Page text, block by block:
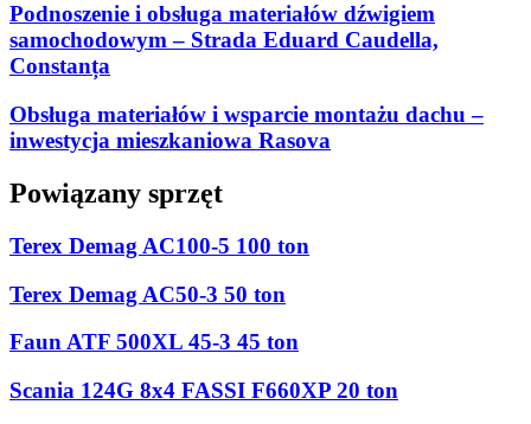
Podnoszenie i obsługa materiałów dźwigiem
samochodowym – Strada Eduard Caudella,
Constanța
Obsługa materiałów i wsparcie montażu dachu –
inwestycja mieszkaniowa Rasova
Powiązany sprzęt
Terex Demag AC100-5 100 ton
Terex Demag AC50-3 50 ton
Faun ATF 500XL 45-3 45 ton
Scania 124G 8x4 FASSI F660XP 20 ton